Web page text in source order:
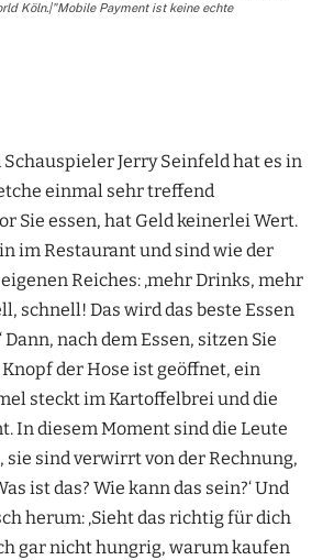
Köln.|"Mobile Payment ist keine echte
Jerry Seinfeld hat es in
einmal sehr treffend
Sie essen, hat Geld keinerlei Wert.
im Restaurant und sind wie der
Reiches: ‚mehr Drinks, mehr
schnell! Das wird das beste Essen
Dann, nach dem Essen, sitzen Sie
der Hose ist geöffnet, ein
steckt im Kartoffelbrei und die
In diesem Moment sind die Leute
sind verwirrt von der Rechnung,
ist das? Wie kann das sein?‘ Und
herum: ‚Sieht das richtig für dich
gar nicht hungrig, warum kaufen